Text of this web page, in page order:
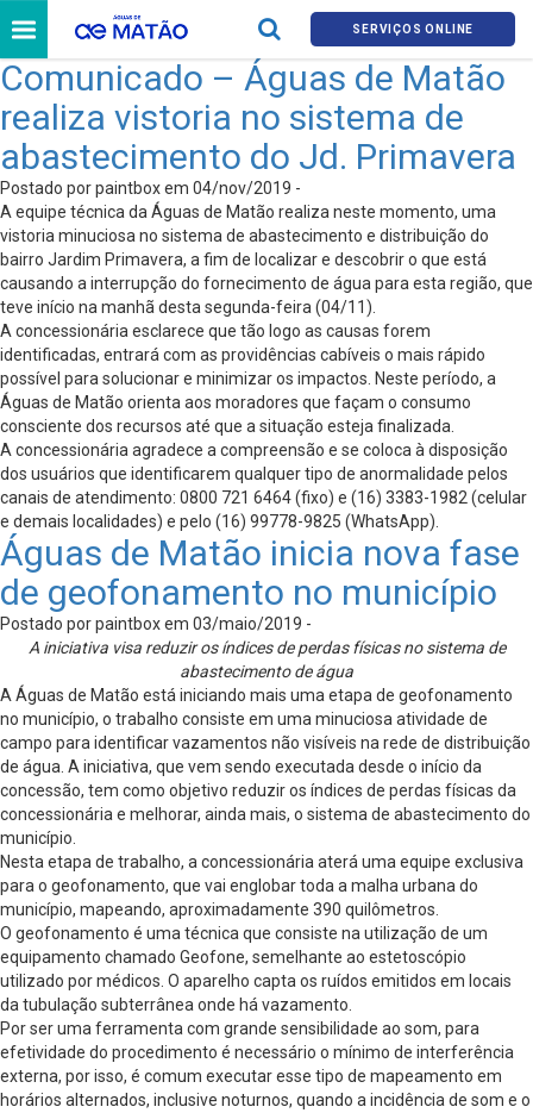
SERVIÇOS ONLINE
Comunicado – Águas de Matão
realiza vistoria no sistema de
abastecimento do Jd. Primavera
Postado por paintbox em 04/nov/2019 -
A equipe técnica da Águas de Matão realiza neste momento, uma
vistoria minuciosa no sistema de abastecimento e distribuição do
bairro Jardim Primavera, a fim de localizar e descobrir o que está
causando a interrupção do fornecimento de água para esta região, que
teve início na manhã desta segunda-feira (04/11).
A concessionária esclarece que tão logo as causas forem
identificadas, entrará com as providências cabíveis o mais rápido
possível para solucionar e minimizar os impactos. Neste período, a
Águas de Matão orienta aos moradores que façam o consumo
consciente dos recursos até que a situação esteja finalizada.
A concessionária agradece a compreensão e se coloca à disposição
dos usuários que identificarem qualquer tipo de anormalidade pelos
canais de atendimento: 0800 721 6464 (fixo) e (16) 3383-1982 (celular
e demais localidades) e pelo (16) 99778-9825 (WhatsApp).
Águas de Matão inicia nova fase
de geofonamento no município
Postado por paintbox em 03/maio/2019 -
A iniciativa visa reduzir os índices de perdas físicas no sistema de
abastecimento de água
A Águas de Matão está iniciando mais uma etapa de geofonamento
no município, o trabalho consiste em uma minuciosa atividade de
campo para identificar vazamentos não visíveis na rede de distribuição
de água. A iniciativa, que vem sendo executada desde o início da
concessão, tem como objetivo reduzir os índices de perdas físicas da
concessionária e melhorar, ainda mais, o sistema de abastecimento do
município.
Nesta etapa de trabalho, a concessionária aterá uma equipe exclusiva
para o geofonamento, que vai englobar toda a malha urbana do
município, mapeando, aproximadamente 390 quilômetros.
O geofonamento é uma técnica que consiste na utilização de um
equipamento chamado Geofone, semelhante ao estetoscópio
utilizado por médicos. O aparelho capta os ruídos emitidos em locais
da tubulação subterrânea onde há vazamento.
Por ser uma ferramenta com grande sensibilidade ao som, para
efetividade do procedimento é necessário o mínimo de interferência
externa, por isso, é comum executar esse tipo de mapeamento em
horários alternados, inclusive noturnos, quando a incidência de som e o